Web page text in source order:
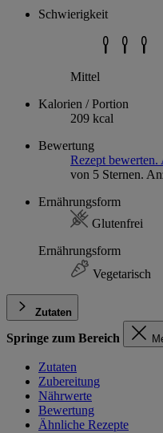
Schwierigkeit
Mittel
Kalorien / Portion
209 kcal
Bewertung
Rezept
von 5 Sternen.
Ernährungsform
Glutenfrei
Ernährungsform
Vegetarisch
Zutaten
Springe zum Bereich
Zutaten
Zubereitung
Nährwerte
Bewertung
Ähnliche Rezepte